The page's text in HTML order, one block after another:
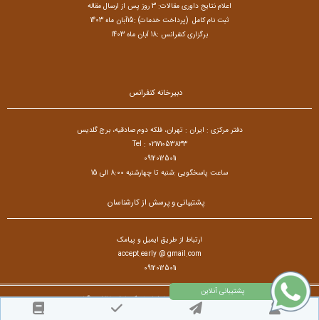
اعلام نتایج داوری مقالات: 3 روز پس از ارسال مقاله
ثبت نام کامل (پرداخت خدمات) :15آبان ماه 1403
برگزاری کنفرانس :18 آبان ماه 1403
دبیرخانه کنفرانس
دفتر مرکزی : ایران : تهران، فلکه دوم صادقیه، برج گلدیس
Tel : 02171053833
09120125011
ساعت پاسخگویی :شنبه تا چهارشنبه 8:00 الی 15
پشتیبانی و پرسش از کارشناسان
ارتباط از طریق ایمیل و پیامک
accept.early @ gmail.com
09120125011
تمام حقوق مادی و معنوی برای کنفرانس بین المللی زبان،ادبیات، فرهنگ و تاریخ محفوظ است. © ۱۴۰۵
طراح سایت :